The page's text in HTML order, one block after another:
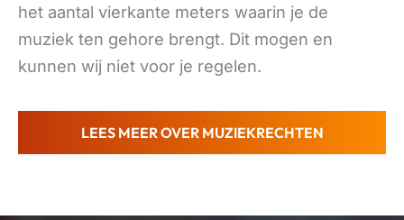
het aantal vierkante meters waarin je de
muziek ten gehore brengt. Dit mogen en
kunnen wij niet voor je regelen.
LEES MEER OVER MUZIEKRECHTEN